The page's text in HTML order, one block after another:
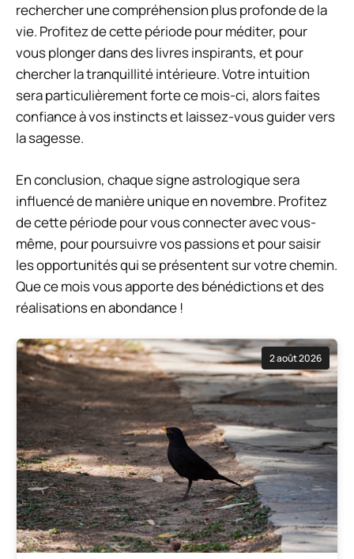
rechercher une compréhension plus profonde de la
vie. Profitez de cette période pour méditer, pour
vous plonger dans des livres inspirants, et pour
chercher la tranquillité intérieure. Votre intuition
sera particulièrement forte ce mois-ci, alors faites
confiance à vos instincts et laissez-vous guider vers
la sagesse.
En conclusion, chaque signe astrologique sera
influencé de manière unique en novembre. Profitez
de cette période pour vous connecter avec vous-
même, pour poursuivre vos passions et pour saisir
les opportunités qui se présentent sur votre chemin.
Que ce mois vous apporte des bénédictions et des
réalisations en abondance !
2 août 2026